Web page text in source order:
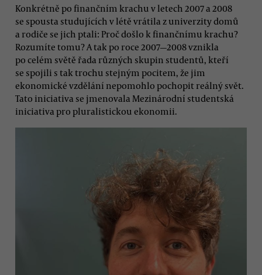
Konkrétně po finančním krachu v letech 2007 a 2008
se spousta studujících v létě vrátila z univerzity domů
a rodiče se jich ptali: Proč došlo k finančnímu krachu?
Rozumíte tomu? A tak po roce 2007—2008 vznikla
po celém světě řada různých skupin studentů, kteří
se spojili s tak trochu stejným pocitem, že jim
ekonomické vzdělání nepomohlo pochopit reálný svět.
Tato iniciativa se jmenovala Mezinárodní studentská
iniciativa pro pluralistickou ekonomii.